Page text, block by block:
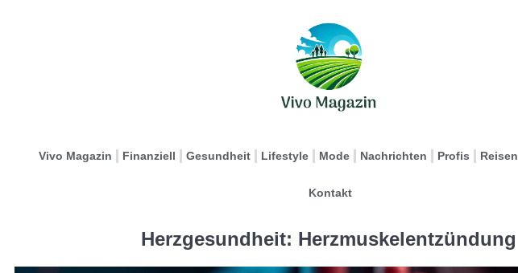
Vivo Magazin Finanziell Gesundheit Lifestyle Mode Nachrichten Profis Reisen
Kontakt
Herzgesundheit: Herzmuskelentzündung